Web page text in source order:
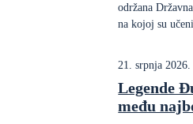
održana
na kojoj su
21. srpnja 2026.
Legende
među